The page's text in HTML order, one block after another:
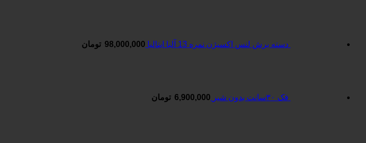
دسته برش لنس اکسیژن نمره 13 آلبا ایتالیا 98,000,000 تومان
فک ۳۰سانت بدون شیر 6,900,000 تومان